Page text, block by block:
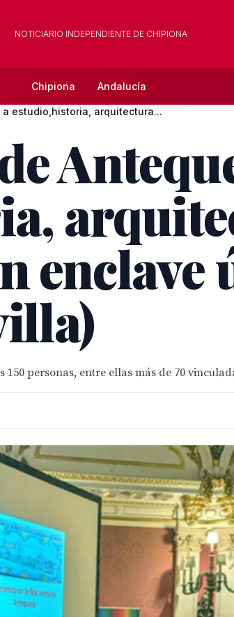
NOTICIARIO INDEPENDIENTE DE CHIPIONA
Chipiona Andalucía
a estudio,historia, arquitectura...
enclave
personas, entre ellas más de 70